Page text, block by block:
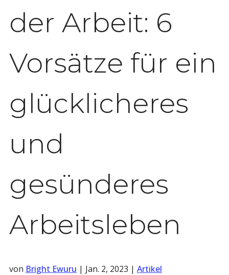
der Arbeit: 6
Vorsätze für ein
glücklicheres
und
gesünderes
Arbeitsleben
von Bright Ewuru | Jan. 2, 2023 | Artikel